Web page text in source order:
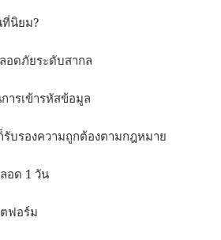
ที่นิยม?
อดภัยระดับสากล
ารเข้ารหัสข้อมูล
บรองความถูกต้องตามกฎหมาย
อด 1 วัน
ฟอร์ม